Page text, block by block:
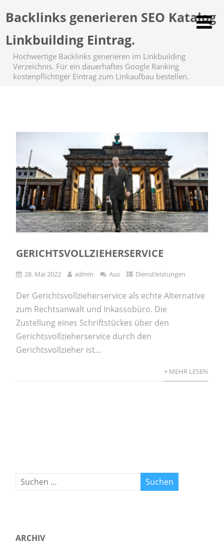
Backlinks generieren SEO Katalog
Linkbuilding Eintrag.
Hochwertige Backlinks generieren im Linkbuilding
Verzeichnis. Für ein dauerhaftes Google Ranking
kostenpflichtiger Eintrag zum Linkaufbau bestellen.
GERICHTSVOLLZIEHERSERVICE
28. Mai 2022 admin Aus Dienstleistungen
Der Gerichtsvollzieherservice als echte Alternative
zum Rechtsanwalt und Inkassobüro. Die
Zustellung eines Schriftstückes über den
Gerichtsvollzieherservice durch den
Gerichtsvollzieher ist...
+ MEHR LESEN
ARCHIV